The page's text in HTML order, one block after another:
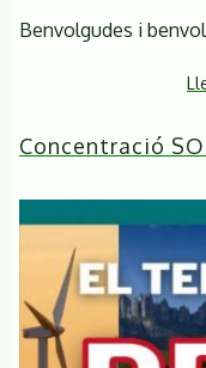
Benvolgudes i
Concentració